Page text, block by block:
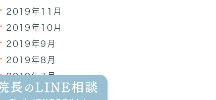
2019年11月
2019年10月
2019年9月
2019年8月
2019年7月
2019年6月